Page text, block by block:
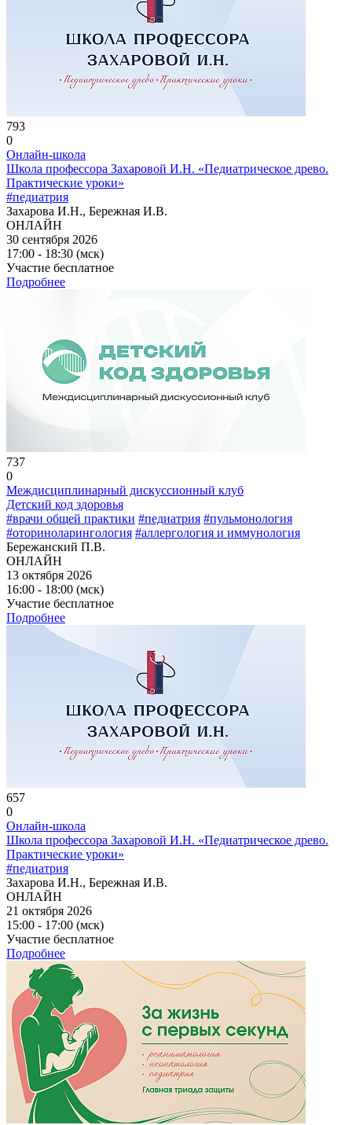
793
0
Онлайн-школа
Школа профессора Захаровой И.Н. «Педиатрическое древо.
Практические уроки»
#педиатрия
Захарова И.Н., Бережная И.В.
ОНЛАЙН
30 сентября 2026
17:00 - 18:30 (мск)
Участие бесплатное
Подробнее
737
0
Междисциплинарный дискуссионный клуб
Детский код здоровья
#врачи общей практики #педиатрия #пульмонология
#оториноларингология #аллергология и иммунология
Бережанский П.В.
ОНЛАЙН
13 октября 2026
16:00 - 18:00 (мск)
Участие бесплатное
Подробнее
657
0
Онлайн-школа
Школа профессора Захаровой И.Н. «Педиатрическое древо.
Практические уроки»
#педиатрия
Захарова И.Н., Бережная И.В.
ОНЛАЙН
21 октября 2026
15:00 - 17:00 (мск)
Участие бесплатное
Подробнее